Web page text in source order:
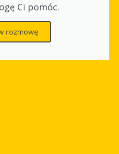
Ci pomóc.
rozmowę